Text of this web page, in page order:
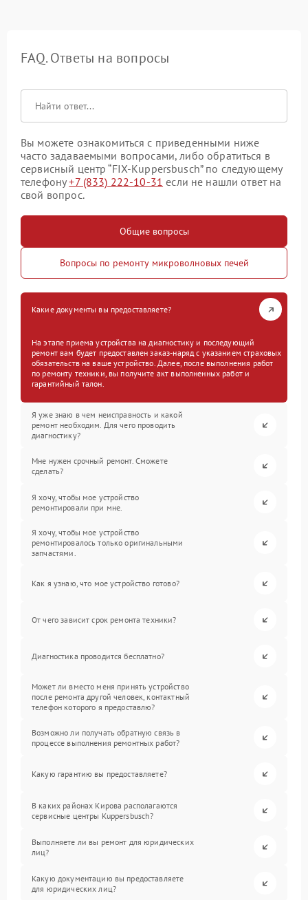
FAQ. Ответы на вопросы
Вы можете ознакомиться с приведенными ниже
часто задаваемыми вопросами, либо обратиться в
сервисный центр “FIX-Kuppersbusch” по следующему
телефону+7 (833) 222-10-31 если не нашли ответ на
свой вопрос.
Общие вопросы
Вопросы по ремонту микроволновых печей
Какие документы вы предоставляете?
На этапе приема устройства на диагностику и последующий
ремонт вам будет предоставлен заказ-наряд с указанием страховых
обязательств на ваше устройство. Далее, после выполнения работ
по ремонту техники, вы получите акт выполненных работ и
гарантийный талон.
Я уже знаю в чем неисправность и какой
ремонт необходим. Для чего проводить
диагностику?
Мне нужен срочный ремонт. Сможете
сделать?
Я хочу, чтобы мое устройство
ремонтировали при мне.
Я хочу, чтобы мое устройство
ремонтировалось только оригинальными
запчастями.
Как я узнаю, что мое устройство готово?
От чего зависит срок ремонта техники?
Диагностика проводится бесплатно?
Может ли вместо меня принять устройство
после ремонта другой человек, контактный
телефон которого я предоставлю?
Возможно ли получать обратную связь в
процессе выполнения ремонтных работ?
Какую гарантию вы предоставляете?
В каких районах Кирова располагаются
сервисные центры Kuppersbusch?
Выполняете ли вы ремонт для юридических
лиц?
Какую документацию вы предоставляете
для юридических лиц?